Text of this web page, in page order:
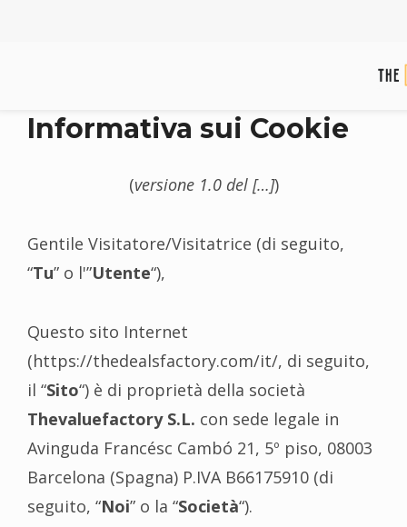
Informativa sui Cookie
(versione 1.0 del […])
Gentile Visitatore/Visitatrice (di seguito,
“Tu” o l'”Utente“),
Questo sito Internet
(https://thedealsfactory.com/it/, di seguito,
il “Sito“) è di proprietà della società
Thevaluefactory S.L. con sede legale in
Avinguda Francésc Cambó 21, 5º piso, 08003
Barcelona (Spagna) P.IVA B66175910 (di
seguito, “Noi” o la “Società“).